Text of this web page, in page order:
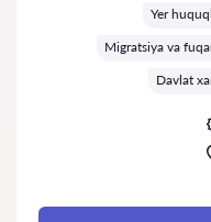
Yer
Migratsiya va
Davlat